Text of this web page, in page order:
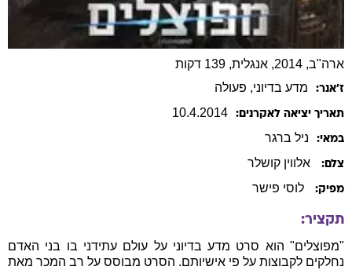
ארה"ב, 2014, אנגלית, 139 דקות
ז׳אנר: מדע בדיוני, פעולה
תאריך יציאה לאקרנים: 10.4.2014
במאי: ניל ברגר
צלם: אלווין קושלר
מפיק: לוסי פישר
תקציר:
"מפוצלים" הוא סרט מדע בדיוני על עולם עתידני בו בני האדם
נחלקים לקבוצות על פי אישיותם. הסרט מבוסס על רב המכר מאת